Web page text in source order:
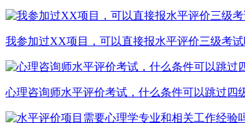
我参加过XX项目，可以直接报水平评价三级考
心理咨询师水平评价考试，什么条件可以跳过四